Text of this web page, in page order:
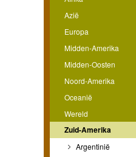
Azië
Europa
Midden-Amerika
Midden-Oosten
Noord-Amerika
Oceanië
Wereld
Zuid-Amerika
Argentinië